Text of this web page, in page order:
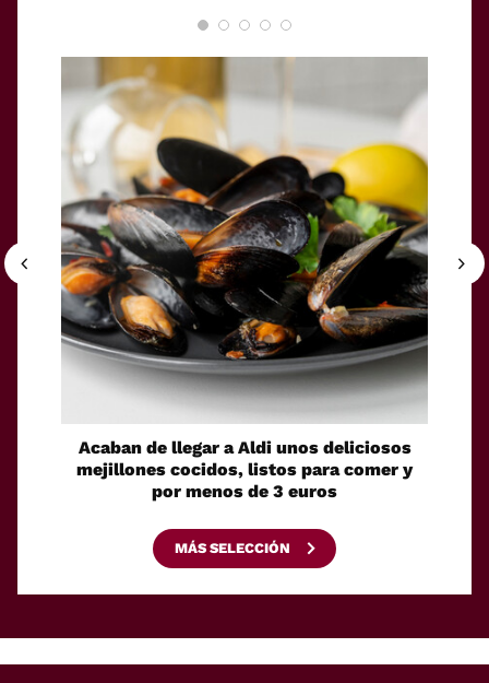
Acaban de llegar a Aldi unos deliciosos
mejillones cocidos, listos para comer y
por menos de 3 euros
MÁS SELECCIÓN